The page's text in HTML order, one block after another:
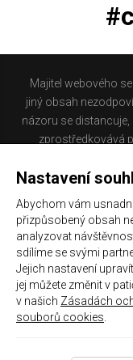
Majitel webového
jiný obsah
názoru se
zprostředkovává
nacházíte
nejsou dle právní
službách informační
(zákon o
zejména §6
Galerie|Historie
Nastavení
Abychom vám
přizpůsobený obsah
analyzovat
sdílíme se svými
Jejich nastavení
jej můžete změnit v
v našich Zásadách
souborů cookies